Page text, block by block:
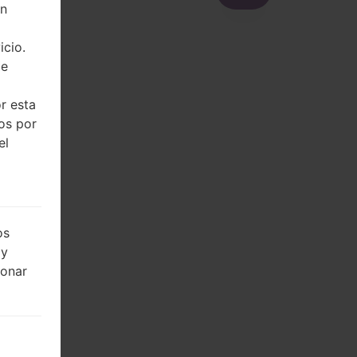
esta
por